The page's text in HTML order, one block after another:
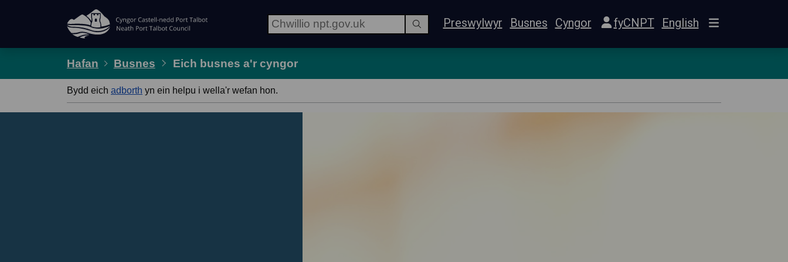
Preswylwyr Busnes Cyngor fyCNPT English
Hafan Busnes Eich busnes a'r cyngor
Bydd eich adborth yn ein helpu i wella'r wefan hon.